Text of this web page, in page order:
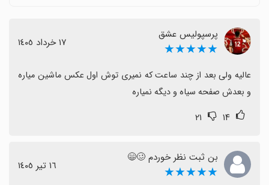
در برخی مناطق، برای دسترسی به بخش آنلاین باید از
فیلترشکن/ VPN قوی استفاده کرد که این محدودیت تجربه را
کم‌رنگ می‌کند.
با وجود این چالش‌ها، تجربه کلی مثبت است و بهبودهای
پرسپولیس عشق
★★★★★ ١٧ خرداد ١٤٠٥
و بعدش صفحه سیاه و دیگه نمیاره
۱۴ ۲۱
بن ثبت نظر خوردم 🥴😄
★★★★★ ١٦ تیر ١٤٠٥